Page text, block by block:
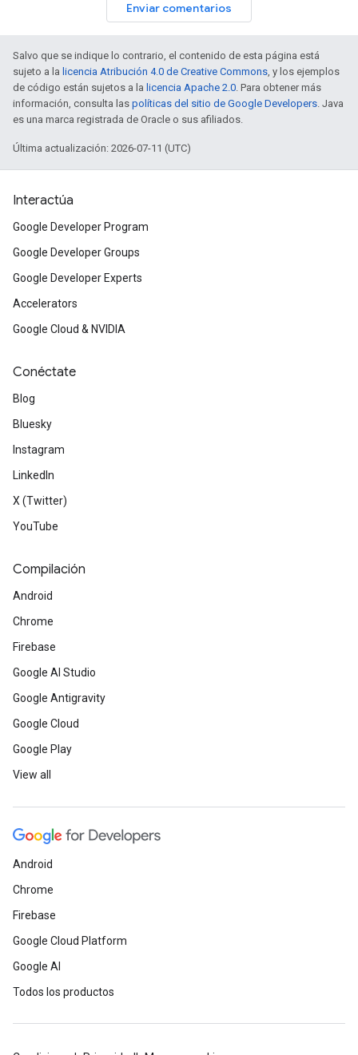
Enviar comentarios
Salvo que se indique lo contrario, el contenido de esta página está
sujeto a la licencia Atribución 4.0 de Creative Commons, y los ejemplos
de código están sujetos a la licencia Apache 2.0. Para obtener más
información, consulta las políticas del sitio de Google Developers. Java
es una marca registrada de Oracle o sus afiliados.
Última actualización: 2026-07-11 (UTC)
Interactúa
Google Developer Program
Google Developer Groups
Google Developer Experts
Accelerators
Google Cloud & NVIDIA
Conéctate
Blog
Bluesky
Instagram
LinkedIn
X (Twitter)
YouTube
Compilación
Android
Chrome
Firebase
Google AI Studio
Google Antigravity
Google Cloud
Google Play
View all
Android
Chrome
Firebase
Google Cloud Platform
Google AI
Todos los productos